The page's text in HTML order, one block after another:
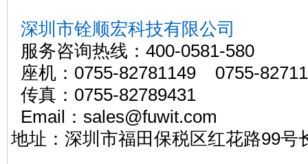
深圳市铨顺宏科技有限公司
服务咨询热线：400-0581-580
座机：0755-82781149 0755-
传真：0755-82789431
Email：
地址：深圳市福田保税区红花路99号